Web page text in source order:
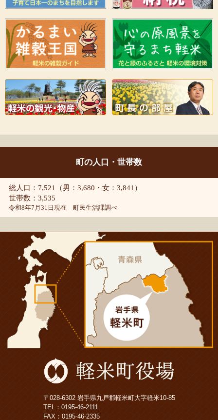
町の人口・世帯数
総人口：7,521（男：3,680・女：3,841）
世帯数：3,535
令和8年7月31日現在 町民生活課調べ
〒028-6302 岩手県九戸郡軽米町大字軽米10-85
TEL： 0195-46-2111
FAX：0195-46-2335